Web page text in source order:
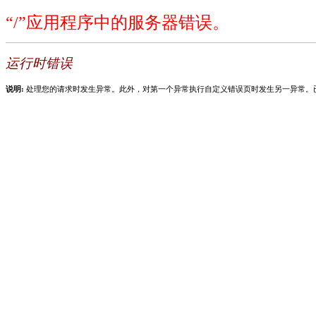
“/”应用程序中的服务器错误。
运行时错误
说明: 处理您的请求时发生异常。此外，对第一个异常执行自定义错误页时发生另一异常。